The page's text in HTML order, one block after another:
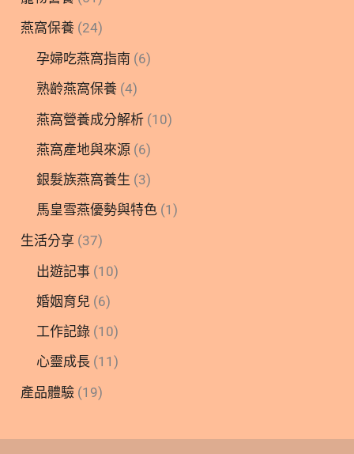
燕窩保養 (24)
孕婦吃燕窩指南 (6)
熟齡燕窩保養 (4)
燕窩營養成分解析 (10)
燕窩產地與來源 (6)
銀髮族燕窩養生 (3)
馬皇雪燕優勢與特色 (1)
生活分享 (37)
出遊記事 (10)
婚姻育兒 (6)
工作記錄 (10)
心靈成長 (11)
產品體驗 (19)